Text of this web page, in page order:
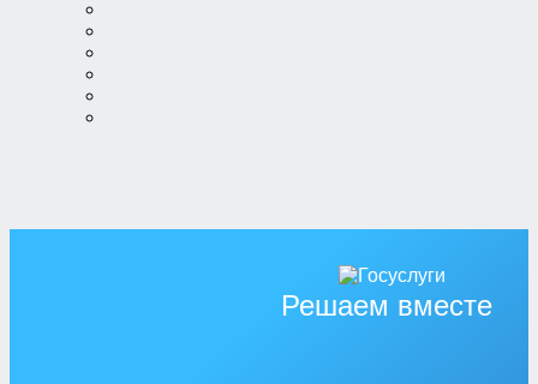
Решаем вместе